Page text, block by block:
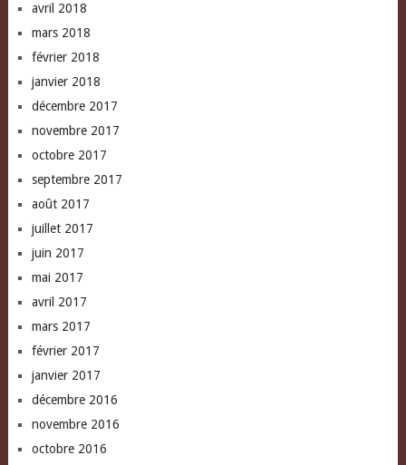
avril 2018
mars 2018
février 2018
janvier 2018
décembre 2017
novembre 2017
octobre 2017
septembre 2017
août 2017
juillet 2017
juin 2017
mai 2017
avril 2017
mars 2017
février 2017
janvier 2017
décembre 2016
novembre 2016
octobre 2016